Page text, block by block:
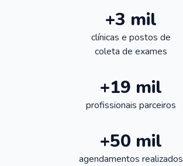
+3 mil
clínicas e postos de
coleta de exames
+19 mil
profissionais parceiros
+50 mil
agendamentos realizados